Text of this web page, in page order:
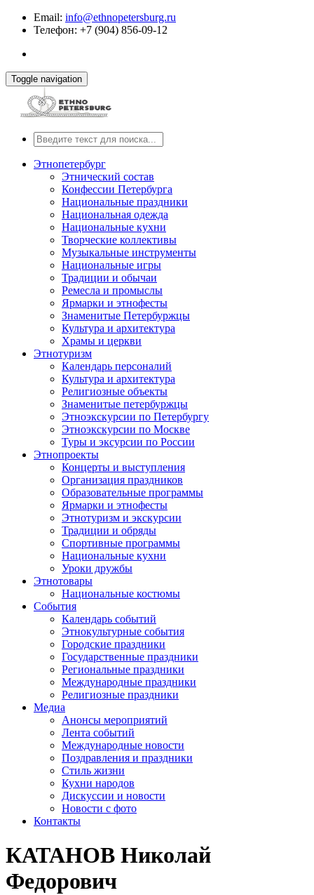
Email: info@ethnopetersburg.ru
Телефон: +7 (904) 856-09-12
Toggle navigation
Этнопетербург
Этнический состав
Конфессии Петербурга
Национальные праздники
Национальная одежда
Национальные кухни
Творческие коллективы
Музыкальные инструменты
Национальные игры
Традиции и обычаи
Ремесла и промыслы
Ярмарки и этнофесты
Знаменитые Петербуржцы
Культура и архитектура
Храмы и церкви
Этнотуризм
Календарь персоналий
Культура и архитектура
Религиозные объекты
Знаменитые петербуржцы
Этноэкскурсии по Петербургу
Этноэкскурсии по Москве
Туры и эксурсии по России
Этнопроекты
Концерты и выступления
Организация праздников
Образовательные программы
Ярмарки и этнофесты
Этнотуризм и экскурсии
Традиции и обряды
Спортивные программы
Национальные кухни
Уроки дружбы
Этнотовары
Национальные костюмы
События
Календарь событий
Этнокультурные события
Городские праздники
Государственные праздники
Региональные праздники
Международные праздники
Религиозные праздники
Медиа
Анонсы мероприятий
Лента событий
Международные новости
Поздравления и праздники
Cтиль жизни
Кухни народов
Дискуссии и новости
Новости с фото
Контакты
КАТАНОВ Николай
Федорович